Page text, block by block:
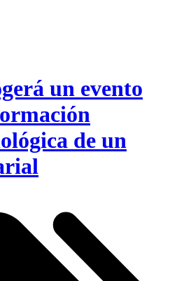
un evento
de un